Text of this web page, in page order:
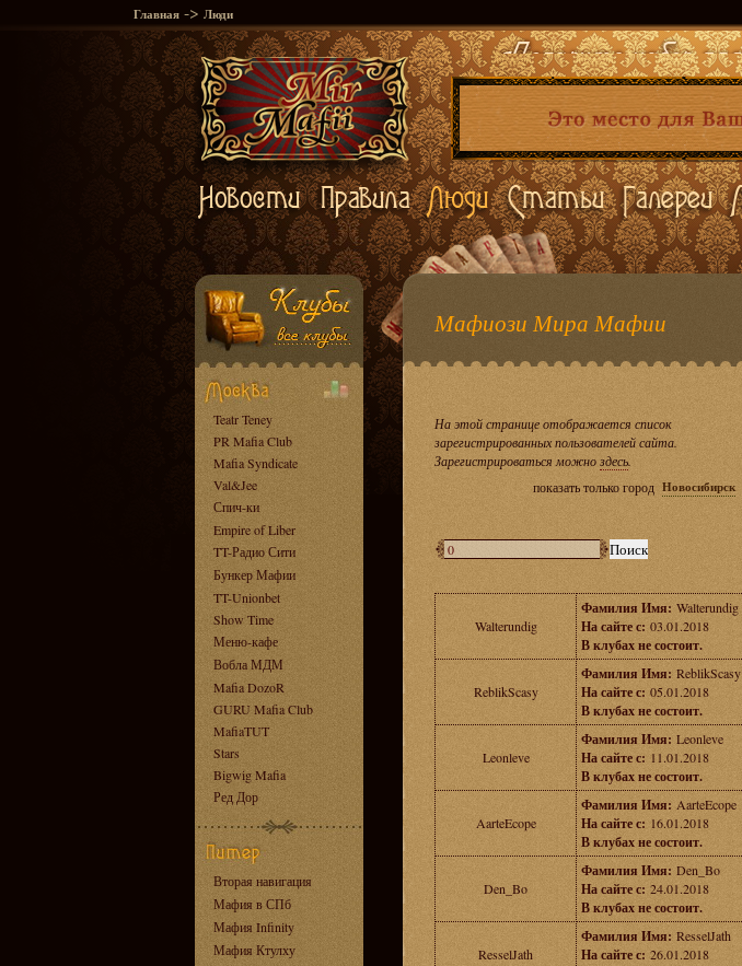
Главная -> Люди
Teatr Teney
PR Mafia Club
Mafia Syndicate
Val&Jee
Спич-ки
Empire of Liber
TT-Радио Сити
Бункер Мафии
TT-Unionbet
Show Time
Меню-кафе
Вобла МДМ
Mafia DozoR
GURU Mafia Club
MafiaTUT
Stars
Bigwig Mafia
Ред Дор
Вторая навигация
Мафия в СПб
Мафия Infinity
Мафия Ктулху
Мафиози Мира Мафии
На этой странице отображается список
зарегистрированных пользователей сайта.
Зарегистрироваться можноздесь.
показать только город Новосибирск
Walterundig
Фамилия Имя: Walterundig
На сайте с: 03.01.2018
В клубах не состоит.
ReblikScasy
Фамилия Имя: ReblikScasy
На сайте с: 05.01.2018
В клубах не состоит.
Leonleve
Фамилия Имя: Leonleve
На сайте с: 11.01.2018
В клубах не состоит.
AarteEcope
Фамилия Имя: AarteEcope
На сайте с: 16.01.2018
В клубах не состоит.
Den_Bo
Фамилия Имя: Den_Bo
На сайте с: 24.01.2018
В клубах не состоит.
ResselJath
Фамилия Имя: ResselJath
На сайте с: 26.01.2018